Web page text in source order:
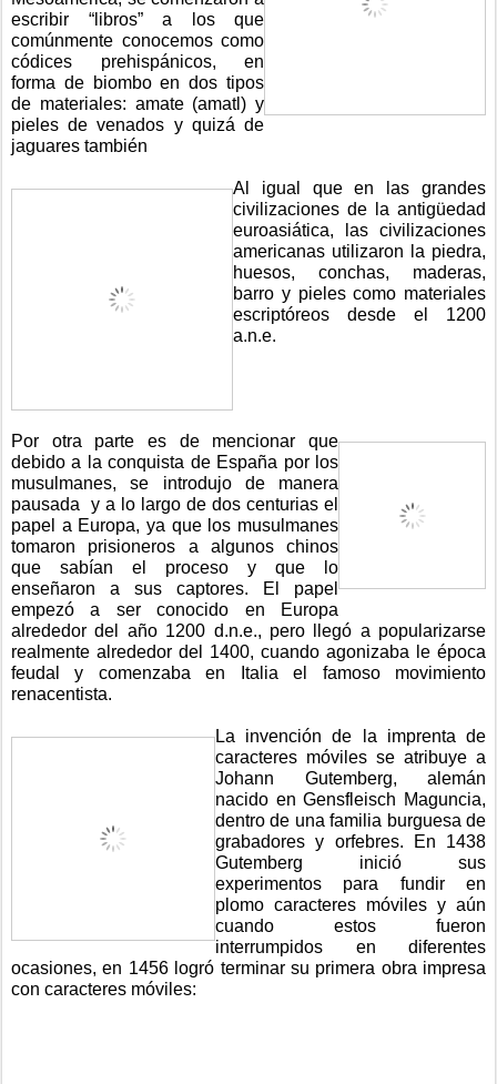
escribir “libros” a los que
comúnmente conocemos como
códices prehispánicos, en
forma de biombo en dos tipos
de materiales: amate (amatl) y
pieles de venados y quizá de
jaguares también
Al igual que en las grandes
civilizaciones de la antigüedad
euroasiática, las civilizaciones
americanas utilizaron la piedra,
huesos, conchas, maderas,
barro y pieles como materiales
escriptóreos desde el 1200
a.n.e.
Por otra parte es de mencionar que
debido a la conquista de España por los
musulmanes, se introdujo de manera
pausada  y a lo largo de dos centurias el
papel a Europa, ya que los musulmanes
tomaron prisioneros a algunos chinos
que sabían el proceso y que lo
enseñaron a sus captores. El papel
empezó a ser conocido en Europa
alrededor del año 1200 d.n.e., pero llegó a popularizarse
realmente alrededor del 1400, cuando agonizaba le época
feudal y comenzaba en Italia el famoso movimiento
renacentista.
La invención de la imprenta de
caracteres móviles se atribuye a
Johann Gutemberg, alemán
nacido en Gensfleisch Maguncia,
dentro de una familia burguesa de
grabadores y orfebres. En 1438
Gutemberg inició sus
experimentos para fundir en
plomo caracteres móviles y aún
cuando estos fueron
interrumpidos en diferentes
ocasiones, en 1456 logró terminar su primera obra impresa
con caracteres móviles: